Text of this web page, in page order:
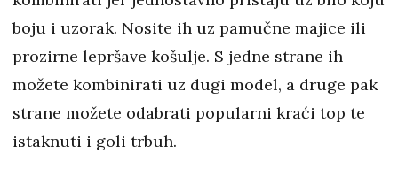
boju i uzorak. Nosite ih uz pamučne majice ili
prozirne lepršave košulje. S jedne strane ih
možete kombinirati uz dugi model, a druge pak
strane možete odabrati popularni kraći top te
istaknuti i goli trbuh.